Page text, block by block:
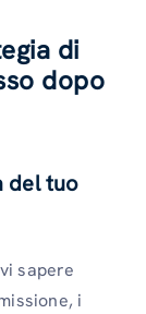
di
dopo
del tuo
sapere
i